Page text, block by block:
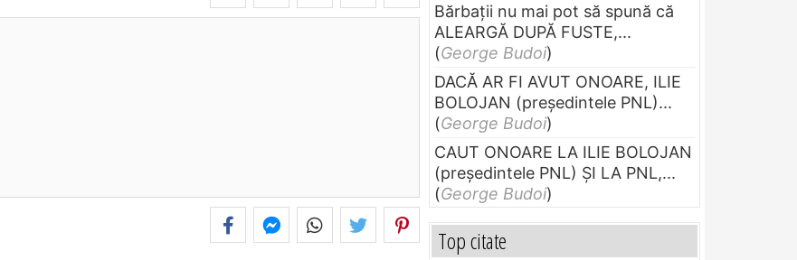
Bărbaţii nu mai pot să spună că
ALEARGĂ DUPĂ FUSTE,...
(George Budoi)
DACĂ AR FI AVUT ONOARE, ILIE
BOLOJAN (preşedintele PNL)...
(George Budoi)
CAUT ONOARE LA ILIE BOLOJAN
(preşedintele PNL) ŞI LA PNL,...
(George Budoi)
Top citate